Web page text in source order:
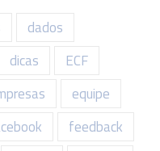
dados
dicas
ECF
equipe
feedback